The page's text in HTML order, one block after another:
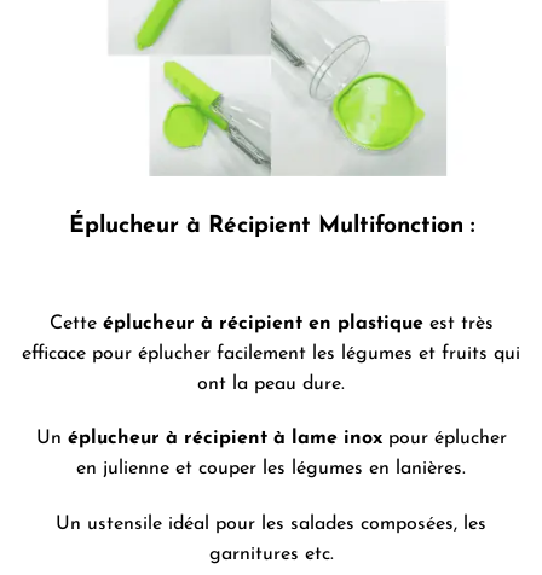
Éplucheur à Récipient Multifonction :
Cette éplucheur à récipient en plastiqueest très
efficace pour éplucher facilement les légumes et fruits qui
ont la peau dure.
Un éplucheur à récipient à lame inoxpour éplucher
en julienne et couper les légumes en lanières.
Un ustensile idéal pour les salades composées, les
garnitures etc.